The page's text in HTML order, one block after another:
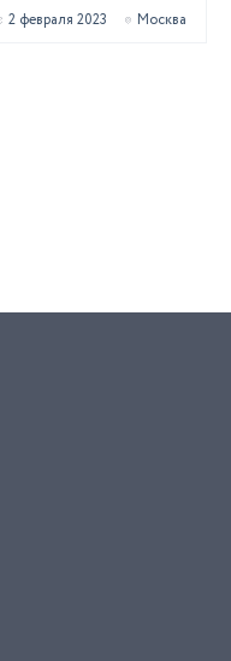
2 февраля 2023 Москва